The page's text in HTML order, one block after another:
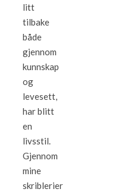
litt
tilbake
både
gjennom
kunnskap
og
levesett,
har blitt
en
livsstil.
Gjennom
mine
skriblerier